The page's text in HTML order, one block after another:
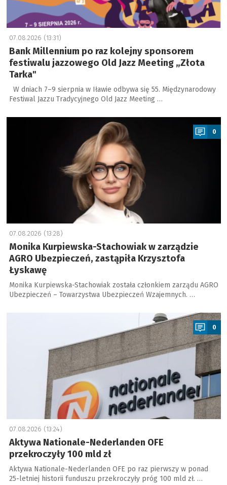
07.08.2026 (13:31)
Bank Millennium po raz kolejny sponsorem
festiwalu jazzowego Old Jazz Meeting „Złota
Tarka"
W dniach 7–9 sierpnia w Iławie odbywa się 55. Międzynarodowy
Festiwal Jazzu Tradycyjnego Old Jazz Meeting …
a
0
07.08.2026 (13:28)
Monika Kurpiewska-Stachowiak w zarządzie
AGRO Ubezpieczeń, zastąpiła Krzysztofa
Łyskawę
Monika Kurpiewska-Stachowiak została członkiem zarządu AGRO
Ubezpieczeń – Towarzystwa Ubezpieczeń Wzajemnych. …
0
07.08.2026 (13:24)
Aktywa Nationale-Nederlanden OFE
przekroczyły 100 mld zł
Aktywa Nationale-Nederlanden OFE po raz pierwszy w ponad
25-letniej historii funduszu przekroczyły próg 100 mld zł. …